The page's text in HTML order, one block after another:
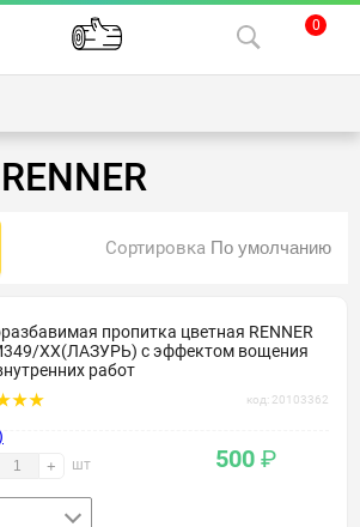
0
RENNER
Сортировка
пропитка цветная RENNER
XX(ЛАЗУРЬ) с эффектом вощения
работ
код: 20103362
+ шт 500 ₽